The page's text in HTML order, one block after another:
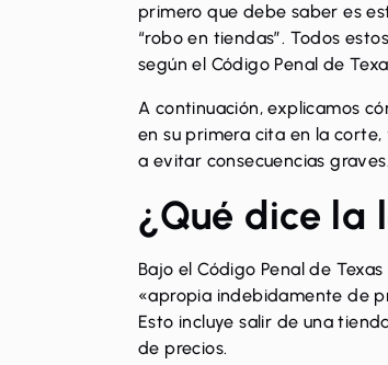
primero que debe saber es
“robo en tiendas”. Todos
según el Código Penal de
A continuación, explicamos
en su primera cita en la
a evitar consecuencias graves.
¿Qué dice la
Bajo elCódigo Penal de Texas
«apropia indebidamente de
Esto incluye salir de una
de precios.